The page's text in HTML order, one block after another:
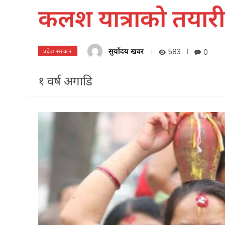
कलश यात्राको
प्रदेश सरकार सुर्योदय खवर 583 0
१ वर्ष अगाडि